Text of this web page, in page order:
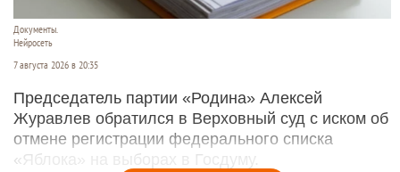
Документы.
Нейросеть
7 августа 2026 в 20:35
Председатель партии «Родина» Алексей
Журавлев обратился в Верховный суд с иском об
отмене регистрации федерального списка
«Яблока» на выборах в Госдуму.